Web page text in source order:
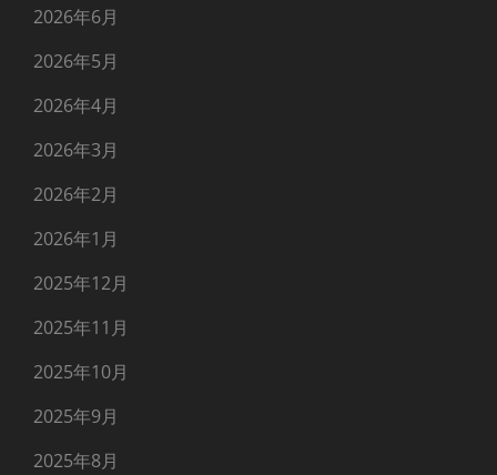
2026年6月
2026年5月
2026年4月
2026年3月
2026年2月
2026年1月
2025年12月
2025年11月
2025年10月
2025年9月
2025年8月